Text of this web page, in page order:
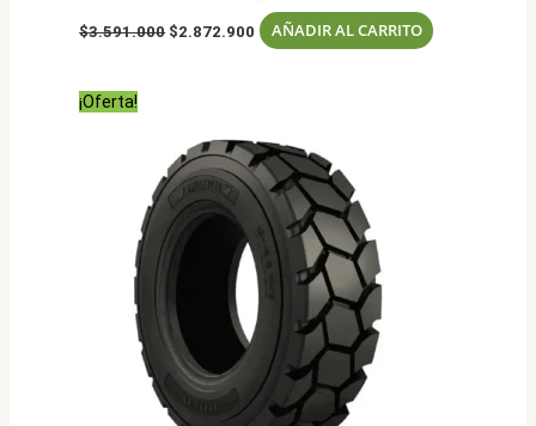
$3.591.000 El
$2.872.900 El
precio
AÑADIR AL CARRITO
¡Oferta!